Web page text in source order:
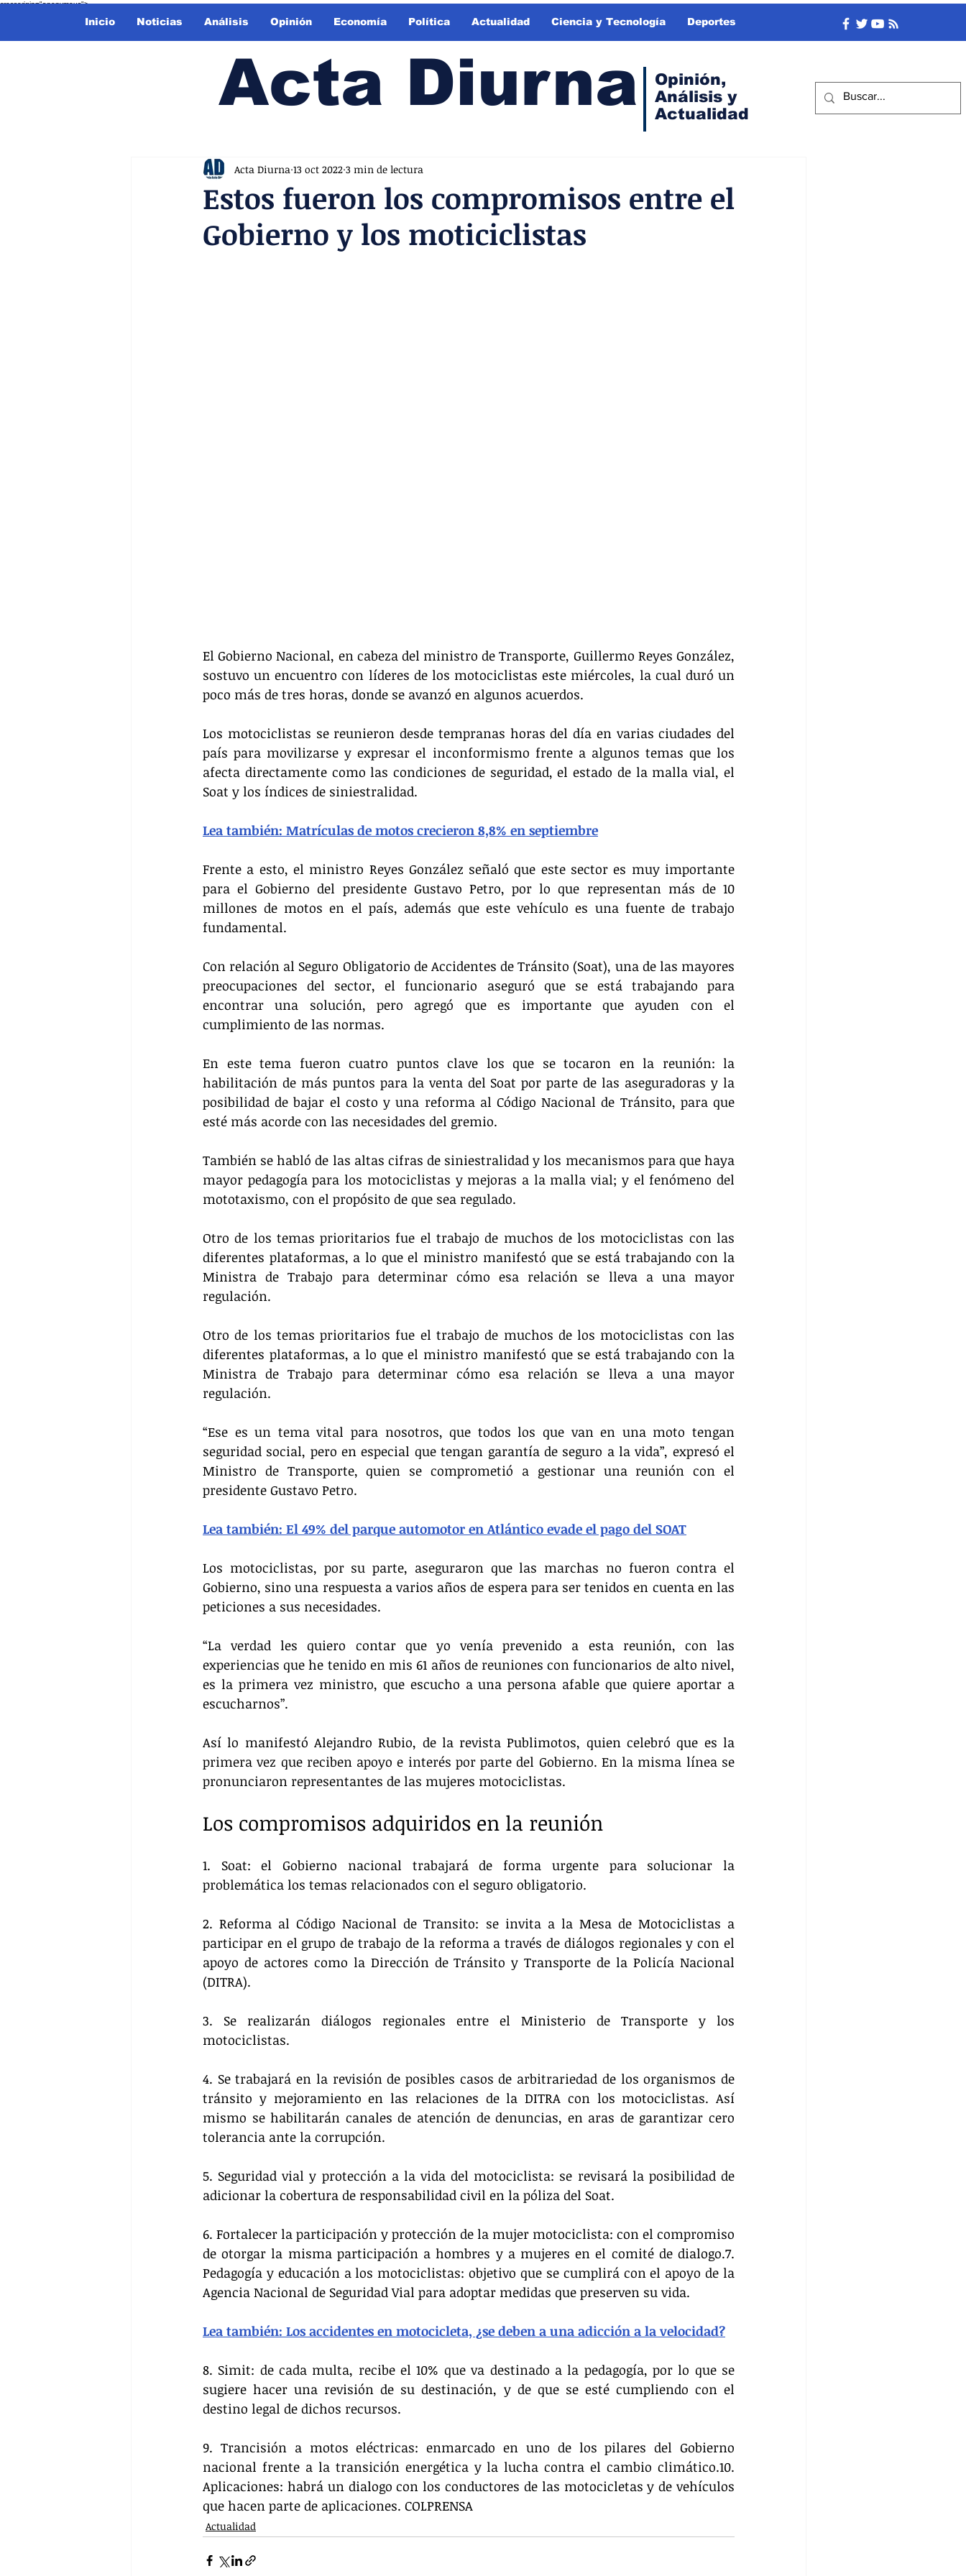
crossorigin="anonymous">
Inicio Noticias Análisis Opinión Economía Política Actualidad Ciencia y Tecnología Deportes
Acta Diurna
Opinión,
Análisis y
Actualidad
Estos fueron los compromisos entre el
Gobierno y los moticiclistas
Acta Diurna 13 oct 2022 3 min de lectura
El Gobierno Nacional, en cabeza del ministro de Transporte, Guillermo Reyes González,
sostuvo un encuentro con líderes de los motociclistas este miércoles, la cual duró un
poco más de tres horas, donde se avanzó en algunos acuerdos.
Los motociclistas se reunieron desde tempranas horas del día en varias ciudades del
país para movilizarse y expresar el inconformismo frente a algunos temas que los
afecta directamente como las condiciones de seguridad, el estado de la malla vial, el
Soat y los índices de siniestralidad.
Lea también: Matrículas de motos crecieron 8,8% en septiembre
Frente a esto, el ministro Reyes González señaló que este sector es muy importante
para el Gobierno del presidente Gustavo Petro, por lo que representan más de 10
millones de motos en el país, además que este vehículo es una fuente de trabajo
fundamental.
Con relación al Seguro Obligatorio de Accidentes de Tránsito (Soat), una de las mayores
preocupaciones del sector, el funcionario aseguró que se está trabajando para
encontrar una solución, pero agregó que es importante que ayuden con el
cumplimiento de las normas.
En este tema fueron cuatro puntos clave los que se tocaron en la reunión: la
habilitación de más puntos para la venta del Soat por parte de las aseguradoras y la
posibilidad de bajar el costo y una reforma al Código Nacional de Tránsito, para que
esté más acorde con las necesidades del gremio.
También se habló de las altas cifras de siniestralidad y los mecanismos para que haya
mayor pedagogía para los motociclistas y mejoras a la malla vial; y el fenómeno del
mototaxismo, con el propósito de que sea regulado.
Otro de los temas prioritarios fue el trabajo de muchos de los motociclistas con las
diferentes plataformas, a lo que el ministro manifestó que se está trabajando con la
Ministra de Trabajo para determinar cómo esa relación se lleva a una mayor
regulación.
Otro de los temas prioritarios fue el trabajo de muchos de los motociclistas con las
diferentes plataformas, a lo que el ministro manifestó que se está trabajando con la
Ministra de Trabajo para determinar cómo esa relación se lleva a una mayor
regulación.
“Ese es un tema vital para nosotros, que todos los que van en una moto tengan
seguridad social, pero en especial que tengan garantía de seguro a la vida”, expresó el
Ministro de Transporte, quien se comprometió a gestionar una reunión con el
presidente Gustavo Petro.
Lea también: El 49% del parque automotor en Atlántico evade el pago del SOAT
Los motociclistas, por su parte, aseguraron que las marchas no fueron contra el
Gobierno, sino una respuesta a varios años de espera para ser tenidos en cuenta en las
peticiones a sus necesidades.
“La verdad les quiero contar que yo venía prevenido a esta reunión, con las
experiencias que he tenido en mis 61 años de reuniones con funcionarios de alto nivel,
es la primera vez ministro, que escucho a una persona afable que quiere aportar a
escucharnos”.
Así lo manifestó Alejandro Rubio, de la revista Publimotos, quien celebró que es la
primera vez que reciben apoyo e interés por parte del Gobierno. En la misma línea se
pronunciaron representantes de las mujeres motociclistas.
Los compromisos adquiridos en la reunión
1. Soat: el Gobierno nacional trabajará de forma urgente para solucionar la
problemática los temas relacionados con el seguro obligatorio.
2. Reforma al Código Nacional de Transito: se invita a la Mesa de Motociclistas a
participar en el grupo de trabajo de la reforma a través de diálogos regionales y con el
apoyo de actores como la Dirección de Tránsito y Transporte de la Policía Nacional
(DITRA).
3. Se realizarán diálogos regionales entre el Ministerio de Transporte y los
motociclistas.
4. Se trabajará en la revisión de posibles casos de arbitrariedad de los organismos de
tránsito y mejoramiento en las relaciones de la DITRA con los motociclistas. Así
mismo se habilitarán canales de atención de denuncias, en aras de garantizar cero
tolerancia ante la corrupción.
5. Seguridad vial y protección a la vida del motociclista: se revisará la posibilidad de
adicionar la cobertura de responsabilidad civil en la póliza del Soat.
6. Fortalecer la participación y protección de la mujer motociclista: con el compromiso
de otorgar la misma participación a hombres y a mujeres en el comité de dialogo.7.
Pedagogía y educación a los motociclistas: objetivo que se cumplirá con el apoyo de la
Agencia Nacional de Seguridad Vial para adoptar medidas que preserven su vida.
Lea también: Los accidentes en motocicleta, ¿se deben a una adicción a la velocidad?
8. Simit: de cada multa, recibe el 10% que va destinado a la pedagogía, por lo que se
sugiere hacer una revisión de su destinación, y de que se esté cumpliendo con el
destino legal de dichos recursos.
9. Trancisión a motos eléctricas: enmarcado en uno de los pilares del Gobierno
nacional frente a la transición energética y la lucha contra el cambio climático.10.
Aplicaciones: habrá un dialogo con los conductores de las motocicletas y de vehículos
que hacen parte de aplicaciones. COLPRENSA
Actualidad